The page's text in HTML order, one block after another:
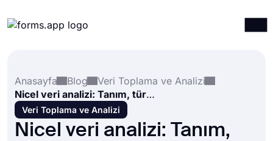
Entegrasyonlar
Şablonlar
Kaynaklar
Anasayfa
Blog
Veri Toplama ve Analizi
Nicel veri analizi: Tanım, tür ve örnekler
Veri Toplama ve Analizi
Nicel veri analizi: Tanım,